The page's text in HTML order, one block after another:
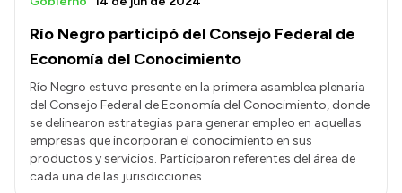
Río Negro participó del Consejo Federal de
Economía del Conocimiento
Río Negro estuvo presente en la primera asamblea plenaria
del Consejo Federal de Economía del Conocimiento, donde
se delinearon estrategias para generar empleo en aquellas
empresas que incorporan el conocimiento en sus
productos y servicios. Participaron referentes del área de
cada una de las jurisdicciones.